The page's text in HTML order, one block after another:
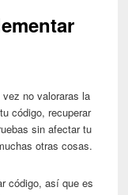
no valoraras la
código, recuperar
sin afectar tu
otras cosas.
código, así que es